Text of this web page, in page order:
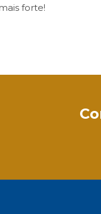
forte!